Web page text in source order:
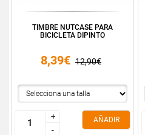
TIMBRE NUTCASE PARA
BICICLETA DIPINTO
8,39€ 12,90€
+
-
+
-
AÑADIR